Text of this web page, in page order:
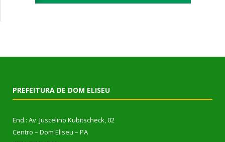
PREFEITURA DE DOM ELISEU
End.: Av. Juscelino Kubitscheck, 02
Centro – Dom Eliseu – PA